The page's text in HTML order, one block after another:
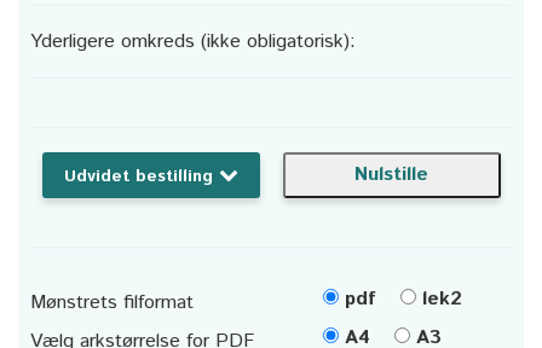
Yderligere omkreds (ikke obligatorisk):
Udvidet bestilling
Mønstrets filformat pdf
lek2
Vælg arkstørrelse for PDF
A4
A3